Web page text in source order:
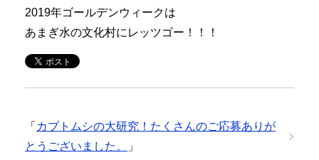
2019年ゴールデンウィークは
あまぎ水の文化村にレッツゴー！！！
「 カブトムシの大研究！たくさんのご応募ありが
とうございました。
」